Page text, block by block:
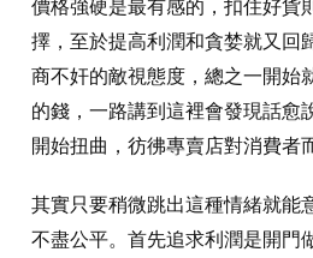
價格強硬是最有感的，扣住好貨
擇，至於提高利潤和貪婪就又回
商不奸的敵視態度，總之一開始
的錢，一路講到這裡會發現話愈
開始扭曲，彷彿專賣店對消費者
其實只要稍微跳出這種情緒就能
不盡公平。首先追求利潤是開門